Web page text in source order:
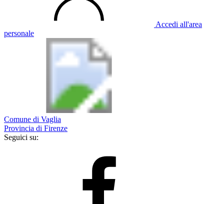
Accedi all'area
personale
Comune di Vaglia
Provincia di Firenze
Seguici su: